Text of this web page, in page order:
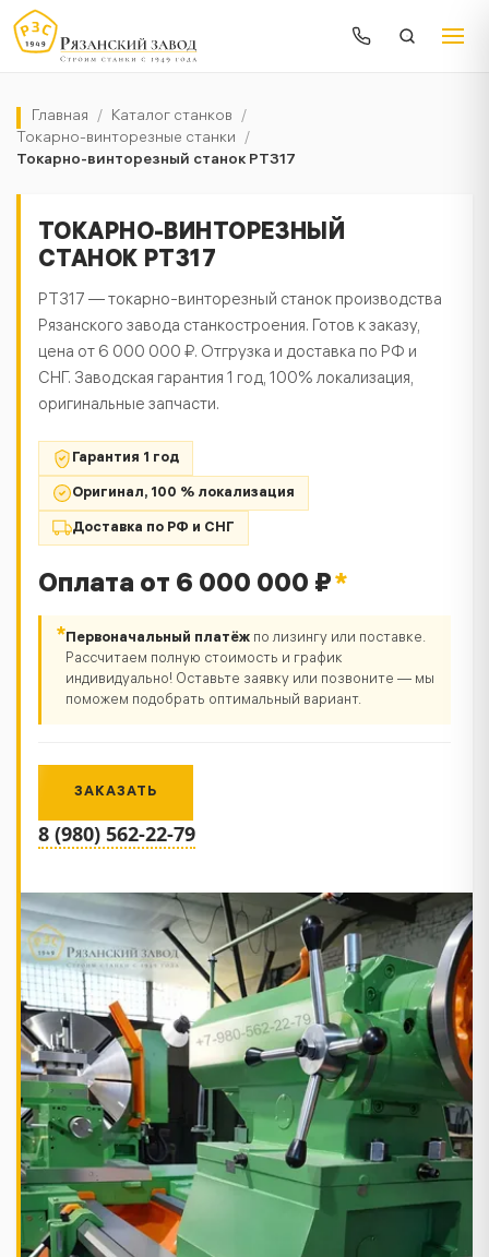
Главная / Каталог станков /
Токарно-винторезные станки /
Токарно-винторезный станок РТ317
ТОКАРНО-ВИНТОРЕЗНЫЙ
СТАНОК РТ317
РТ317 — токарно-винторезный станок производства
Рязанского завода станкостроения. Готов к заказу,
цена от 6 000 000 ₽. Отгрузка и доставка по РФ и
СНГ. Заводская гарантия 1 год, 100% локализация,
оригинальные запчасти.
Гарантия 1 год
Оригинал, 100 % локализация
Доставка по РФ и СНГ
Оплата от 6 000 000 ₽*
*Первоначальный платёж по лизингу или поставке.
Рассчитаем полную стоимость и график
индивидуально! Оставьте заявку или позвоните — мы
поможем подобрать оптимальный вариант.
ЗАКАЗАТЬ
8 (980) 562-22-79